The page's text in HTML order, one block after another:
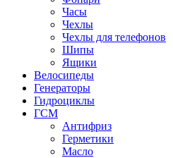
Часы
Чехлы
Чехлы для телефонов
Шипы
Ящики
Велосипеды
Генераторы
Гидроциклы
ГСМ
Антифриз
Герметики
Масло